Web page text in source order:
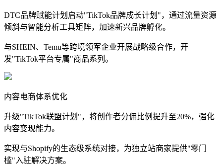
DTC品牌赋能计划启动"TikTok品牌成长计划"，通过流量资源
倾斜与智能分析工具矩阵，加速新兴品牌孵化。
与SHEIN、Temu等跨境领军企业开展战略级合作，开
发"TikTok平台专属"商品系列。
内容电商体系优化
升级"TikTok联盟计划"，将创作者分佣比例提升至20%，强化
内容变现能力。
实现与Shopify的生态级系统对接，为独立站商家提供"零门
槛"入驻解决方案。